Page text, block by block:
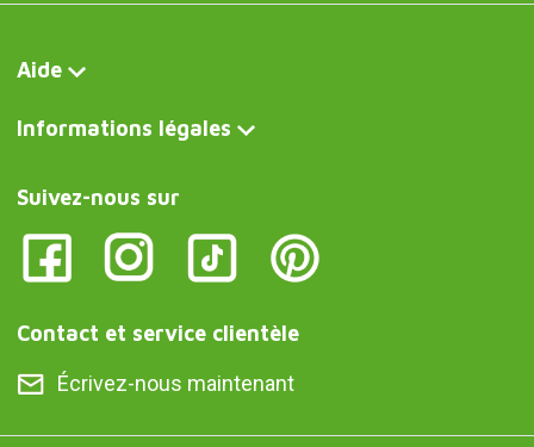
Aide
Informations légales
Suivez-nous sur
Contact et service clientèle
Écrivez-nous maintenant